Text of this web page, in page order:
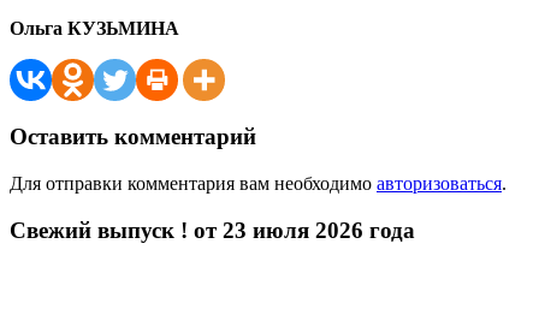
Ольга КУЗЬМИНА
Оставить комментарий
Для отправки комментария вам необходимо авторизоваться.
Свежий выпуск ! от 23 июля 2026 года